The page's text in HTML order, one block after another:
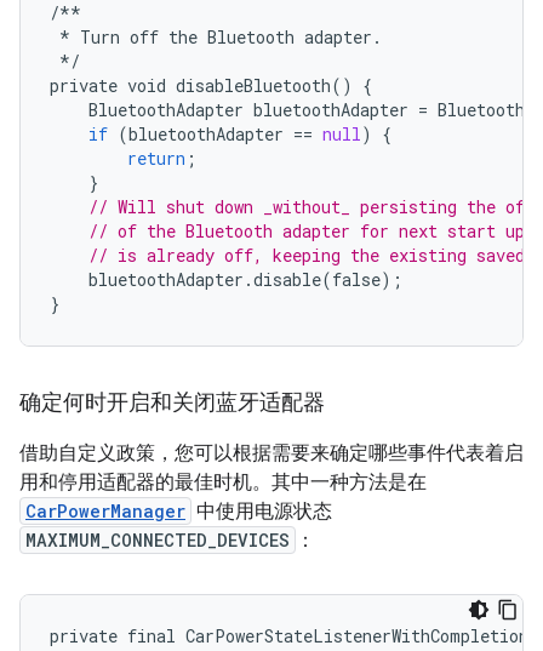
/**
* Turn off the Bluetooth adapter .
*/
private void disableBluetooth()
{
BluetoothAdapter bluetoothAdapter =
if (bluetoothAdapter == null)
{
return ;
}
// Will shut down _without_ persisting the
// of the Bluetooth adapter for next start up.
// is already off, keeping the existing saved
bluetoothAdapter .disable(false);
}
确定何时开启和关闭蓝牙适配器
借助自定义政策，您可以根据需要来确定哪些事件代表着启
用和停用适配器的最佳时机。其中一种方法是在
CarPowerManager 中使用电源状态
MAXIMUM_CONNECTED_DEVICES ：
private final CarPowerStateListenerWithCompletion